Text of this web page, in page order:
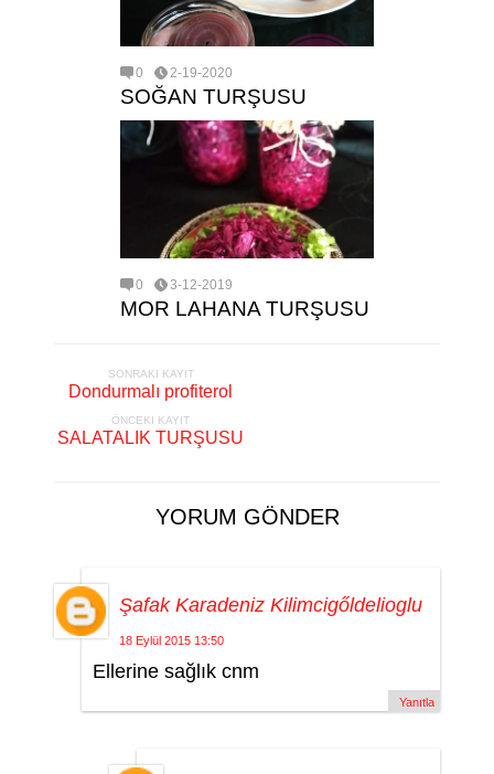
0 2-19-2020
SOĞAN TURŞUSU
0 3-12-2019
MOR LAHANA TURŞUSU
SONRAKI KAYIT
Dondurmalı profiterol
ÖNCEKI KAYIT
SALATALIK TURŞUSU
YORUM GÖNDER
Şafak Karadeniz Kilimcigőldelioglu
18 Eylül 2015 13:50
Ellerine sağlık cnm
Yanıtla